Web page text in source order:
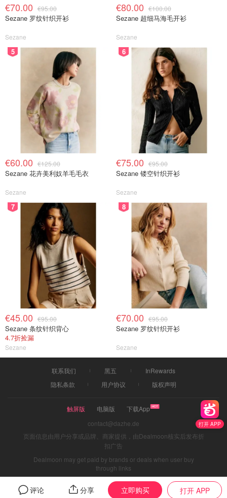
打开 APP
评论 分享 立即购买 打开 APP
€70.00 €95.00
Sezane 罗纹针织开衫
Sezane
€80.00 €100.00
Sezane 超细马海毛开衫
Sezane
5
€60.00 €125.00
Sezane 花卉美利奴羊毛毛衣
Sezane
6
€75.00 €95.00
Sezane 镂空针织开衫
Sezane
7
€45.00 €95.00
Sezane 条纹针织背心
4.7折捡漏
Sezane
8
€70.00 €95.00
Sezane 罗纹针织开衫
Sezane
联系我们 黑五
InRewards
隐私条款
用户协议 版权声明
触屏版 电脑版
下载App
contact@dazhe.de
页面信息由用户分享或品牌、商家提供，由Dealmoon核实后发布折
扣广告
Dealmoon may get paid by brands or deals when user buy
through links